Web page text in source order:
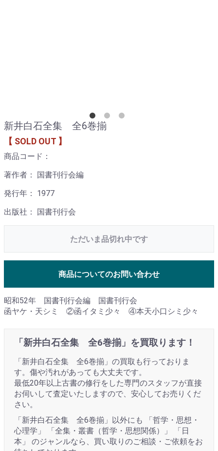
新井白石全集 全6巻揃
【 SOLD OUT 】
商品コード：
著作者： 国書刊行会編
発行年： 1977
出版社： 国書刊行会
ただいま品切れ中です
商品についてのお問い合わせ
昭和52年 国書刊行会編 国書刊行会
函ヤケ・天シミ ②函イタミ少々 ④本天小口シミ少々
「新井白石全集 全6巻揃」を買取ります！
「新井白石全集 全6巻揃」の買取も行っておりま
す。傷や汚れがあっても大丈夫です。
最低20年以上古書の修行をした専門のスタッフが直接
お伺いして査定いたしますので、安心してお売りくだ
さい。
「新井白石全集 全6巻揃」以外にも 「哲学・思想・
心理学」 「全集・叢書（哲学・思想関係）」 「日
本」 のジャンルなら、買い取りのご相談・ご依頼をお